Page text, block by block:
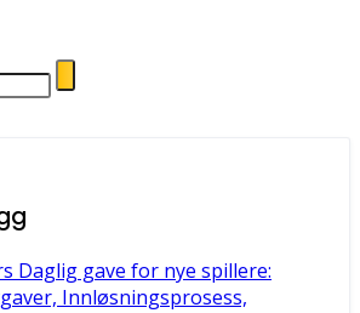
Daglig gave for nye spillere:
Innløsningsprosess,